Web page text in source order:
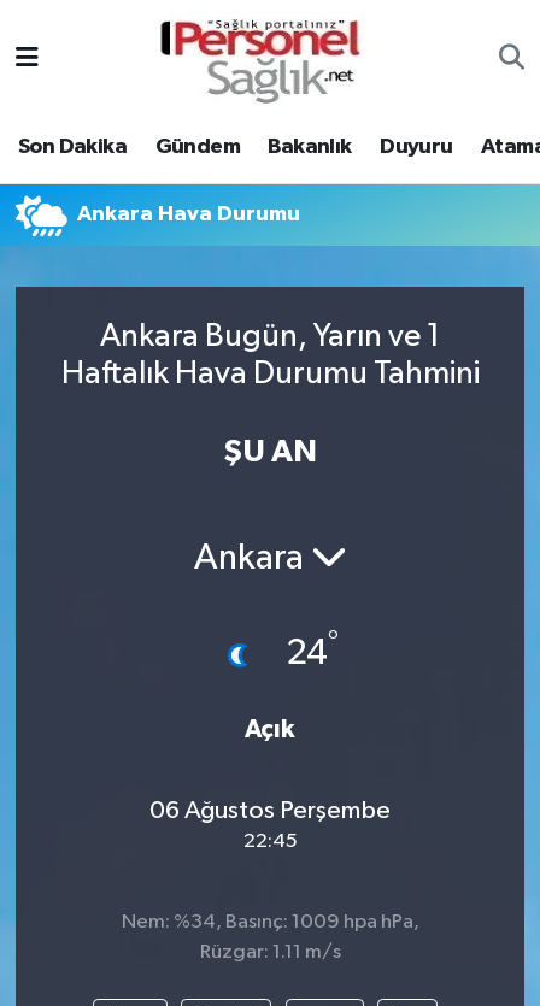
Son Dakika Gündem Bakanlık Duyuru
Ankara Hava Durumu
Ankara Bugün, Yarın ve 1
Haftalık Hava Durumu Tahmini
ŞU AN
Ankara
24°
Açık
06 Ağustos Perşembe
22:45
Nem: %34, Basınç: 1009 hpa hPa,
Rüzgar: 1.11 m/s
Gündem
Bakanlık
Atamalar
Nöbetçi Eczaneler
Hava Durumu
Trafik Durumu
Tüm Manşetler